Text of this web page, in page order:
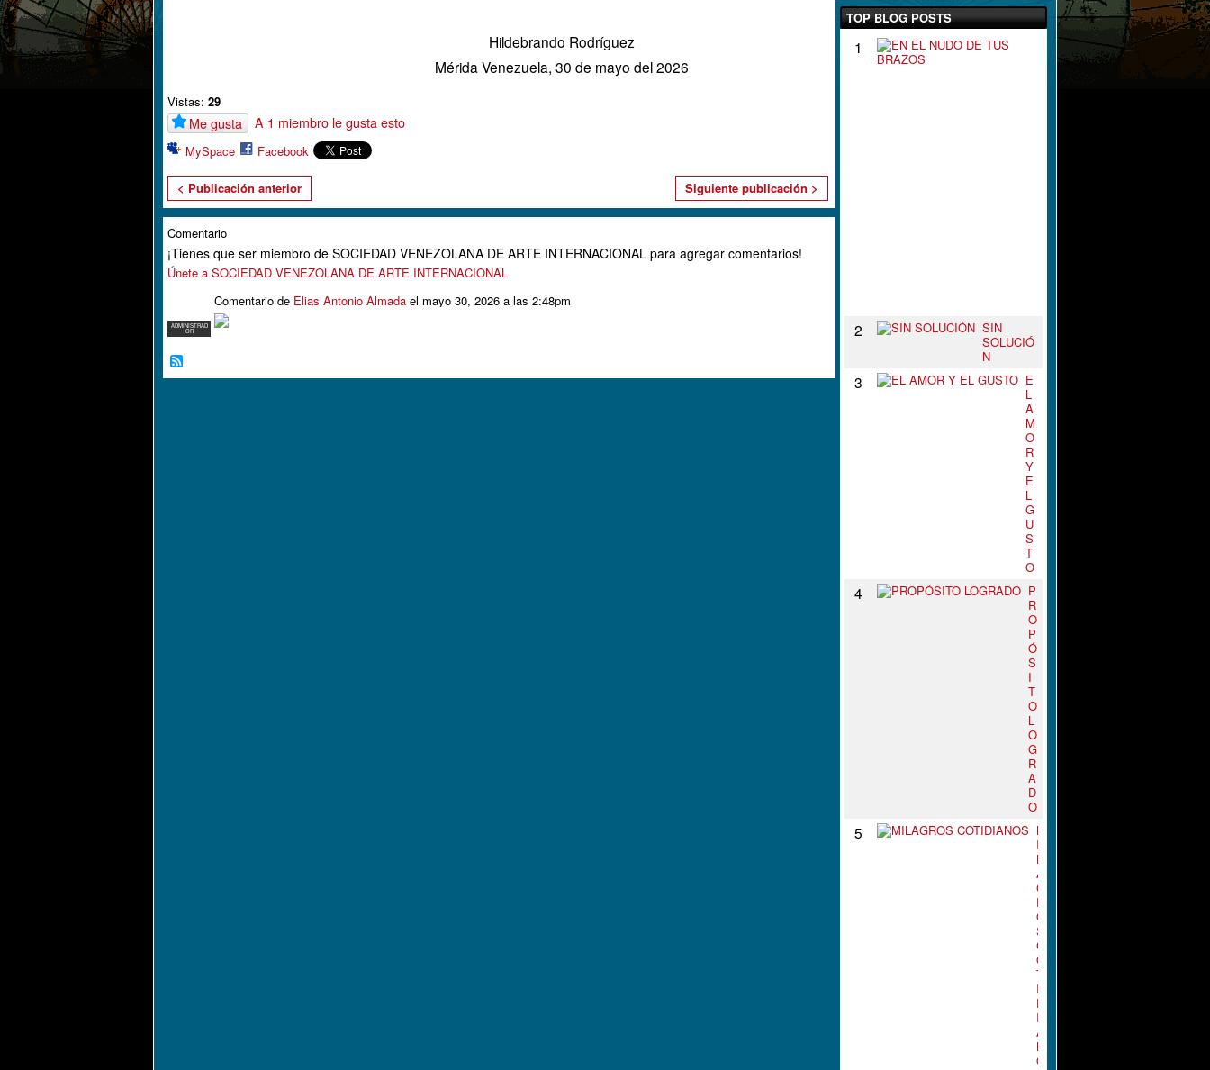
Hildebrando Rodríguez
Mérida Venezuela, 30 de mayo del 2026
Vistas: 29
Me gusta A 1 miembro le gusta esto
MySpace Facebook
< Publicación anterior Siguiente publicación >
Comentario
¡Tienes que ser miembro de SOCIEDAD VENEZOLANA DE ARTE INTERNACIONAL para agregar comentarios!
Únete a SOCIEDAD VENEZOLANA DE ARTE INTERNACIONAL
ADMINISTRAD
OR
Comentario de Elias Antonio Almada el mayo 30, 2026 a las 2:48pm
TOP BLOG POSTS
1
2
SIN
SOLUCIÓ
N
3
E
L
A
M
O
R
Y
E
L
G
U
S
T
O
4
P
R
O
P
Ó
S
I
T
O
L
O
G
R
A
D
O
5
M
I
L
A
G
R
O
S
C
O
T
I
D
I
A
N
O